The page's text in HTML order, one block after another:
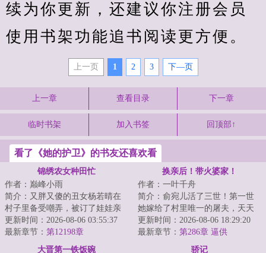
续为你更新，还建议你注册会员
使用书架功能追书阅读更方便。
上一页 1 2 3 下—页
上一章 查看目录 下一章
临时书架 加入书签 回顶部↑
看了《她的护卫》的书友还喜欢看
锦绣农女种田忙
作者：巅峰小雨
简介：又胖又傻的丑女杨若晴在
村子里备受嘲弄，被订了娃娃亲
的男人逼迫跳河。再次醒来，身
体里灵魂被顶级...
更新时间：2026-08-06 03:55:37
最新章节： 第12198章
换亲后！带火婆家！
作者：一叶千舟
简介：俞宛儿活了三世！第一世
她嫁给了村里唯一的屠夫，天天
能够吃到肉，最后这名屠夫还成
为了人人羡慕的...
更新时间：2026-08-06 18:29:20
最新章节： 第286章 逼供
大晋第一铁饭碗
骄记